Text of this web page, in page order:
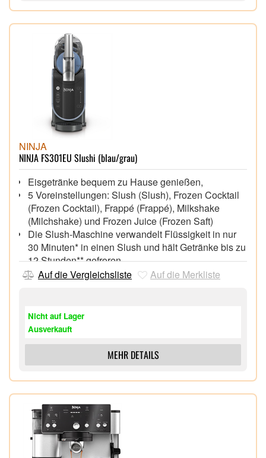
NINJA
NINJA FS301EU Slushi (blau/grau)
Eisgetränke bequem zu Hause genießen,
5 Voreinstellungen: Slush (Slush), Frozen Cocktail
(Frozen Cocktail), Frappé (Frappé), Milkshake
(Milchshake) und Frozen Juice (Frozen Saft)
Die Slush-Maschine verwandelt Flüssigkeit in nur
30 Minuten* in einen Slush und hält Getränke bis zu
12 Stunden** gefroren.
2,5 l*** Fassungsvermögen, für mindestens 7
stört,
Auf die Vergleichsliste Auf die Merkliste
Nicht auf Lager
Ausverkauft
MEHR DETAILS